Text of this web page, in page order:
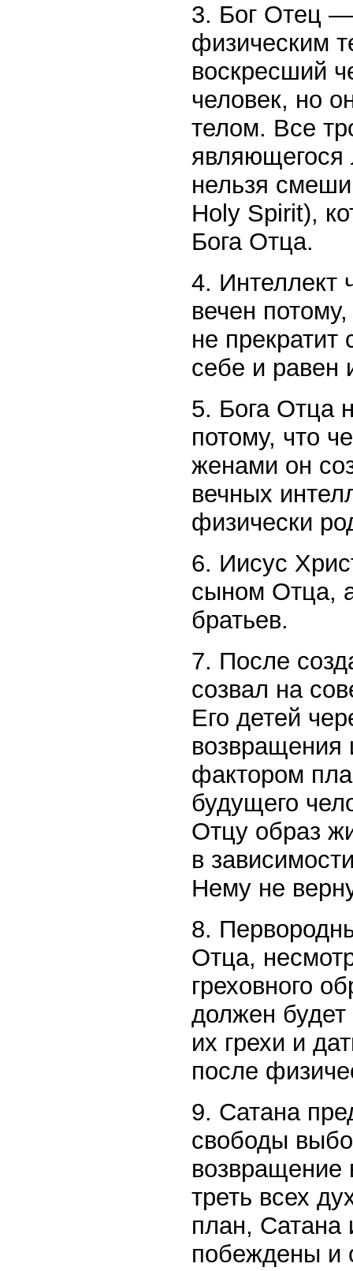
3. Бог Отец
физическим
воскресший
человек, но
телом. Все
являющегося
нельзя
Holy Spirit),
Бога Отца.
4. Интеллект
вечен
не
себе и равен
5. Бога Отца
потому, что
женами он
вечных
физически
6. Иисус
сыном Отца,
братьев.
7. После
созвал на
Его детей
фактором
будущего
Отцу образ
в
Нему не
8.
Отца,
греховного
должен будет
их грехи и
после
9. Сатана
свободы
возвращение
треть всех
план, Сатана
побеждены и